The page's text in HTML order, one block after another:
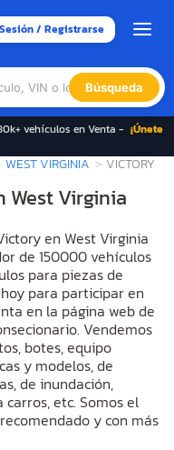
/ Registrarse
Búsqueda
vehículos en Venta - ¡Únete
WEST VIRGINIA VICTORY
West Virginia
en West Virginia
de 150000 vehículos
para piezas de
para participar en
en la página web de
Vendemos
botes, equipo
y modelos, de
de inundación,
etc. Somos el
y con más